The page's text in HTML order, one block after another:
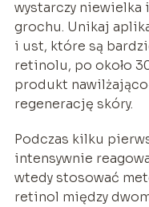
wystarczy
grochu. Unikaj
i ust, które są
retinolu, po około
produkt
regenerację skóry.
Podczas kilku
intensywnie
wtedy stosować
retinol między